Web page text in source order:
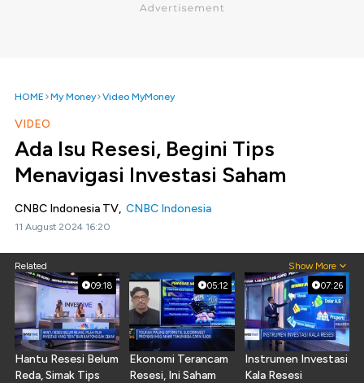
HOME My Money Video MyMoney
VIDEO
Ada Isu Resesi, Begini Tips
Menavigasi Investasi Saham
CNBC Indonesia TV, CNBC Indonesia
11 August 2024 16:20
Related Show More
09:18
Hantu Resesi Belum
Reda, Simak Tips
05:12
Ekonomi Terancam
Resesi, Ini Saham
07:26
Instrumen Investasi
Kala Resesi